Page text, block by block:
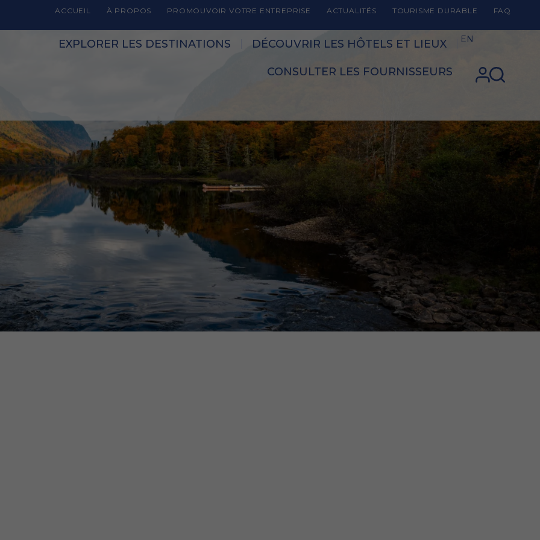
ACCUEIL À PROPOS PROMOUVOIR VOTRE ENTREPRISE ACTUALITÉS TOURISME DURABLE FAQ
EXPLORER LES DESTINATIONS DÉCOUVRIR LES HÔTELS ET LIEUX
CONSULTER LES FOURNISSEURS
EN